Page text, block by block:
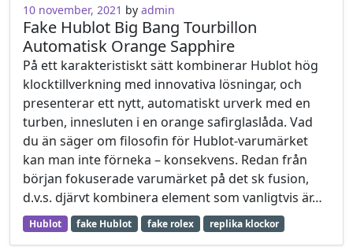
10 november, 2021
10 november, 2021 by admin
Fake Hublot Big Bang Tourbillon
Automatisk Orange Sapphire
På ett karakteristiskt sätt kombinerar Hublot hög
klocktillverkning med innovativa lösningar, och
presenterar ett nytt, automatiskt urverk med en
turben, innesluten i en orange safirglaslåda. Vad
du än säger om filosofin för Hublot-varumärket
kan man inte förneka – konsekvens. Redan från
början fokuserade varumärket på det sk fusion,
d.v.s. djärvt kombinera element som vanligtvis är…
Hublot fake Hublot fake rolex replika klockor